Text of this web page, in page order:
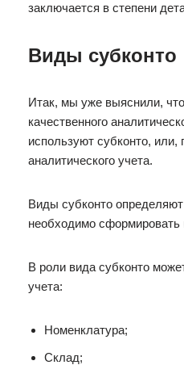
заключается в степени
Виды субконто
Итак, мы уже выяснили,
качественного
используют субконто, или,
аналитического учета.
Виды субконто
необходимо
В роли вида субконто
учета:
Номенклатура;
Склад;